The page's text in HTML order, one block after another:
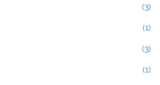
(3)
(1)
(3)
(1)